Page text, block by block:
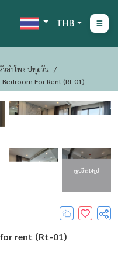
THB
ลำโพง ปทุมวัน
For Rent (Rt-01)
ดูรูปอีก : 14 รูป
rent (Rt-01)